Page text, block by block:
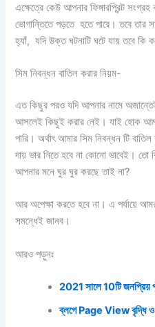
এক্ষেত্রে কেউ আপনার ফিঙ্গারপ্রিন্ট
ভোগান্তিতে পড়তে হতে পারে। তবে তার
হ্যাঁ, যদি উক্ত ঘটনাটি ঘটে যায় তবে কি
সিম নিবন্ধন বাতিল করার নিয়ম-
এত কিছুর পরও যদি আপনার নামে
আসলেই কিছুই করার নেই। যাই হোক
পারি। অর্থাৎ আমার সিম নিবন্ধন টি
দায় ভার নিতে হবে না কোনো ভাবেই। তো
আপনার মনে ঘুর ঘুর করছে তাই না?
আর অপেক্ষা করতে হবে না। এ পর্যায়ে
সমন্ধেই জানব।
আরও পড়ুনঃ
2021 সালে 10টি জনপ্রিয়
ব্লগে Page View বৃদ্ধি ও